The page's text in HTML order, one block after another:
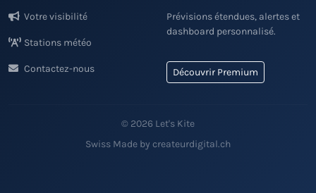
Votre visibilité
Stations météo
Contactez-nous
Prévisions étendues, alertes et
dashboard personnalisé.
Découvrir Premium
© 2026 Let's Kite
Swiss Made by createurdigital.ch